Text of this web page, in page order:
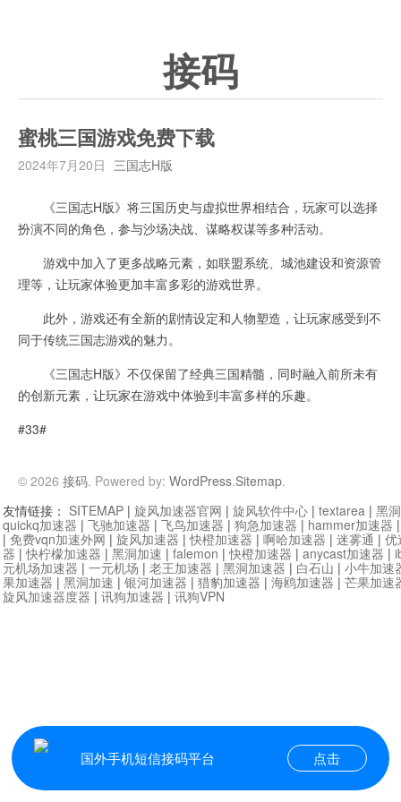
接码
蜜桃三国游戏免费下载
2024年7月20日 三国志H版
《三国志H版》将三国历史与虚拟世界相结合，玩家可以选择
扮演不同的角色，参与沙场决战、谋略权谋等多种活动。
游戏中加入了更多战略元素，如联盟系统、城池建设和资源管
理等，让玩家体验更加丰富多彩的游戏世界。
此外，游戏还有全新的剧情设定和人物塑造，让玩家感受到不
同于传统三国志游戏的魅力。
《三国志H版》不仅保留了经典三国精髓，同时融入前所未有
的创新元素，让玩家在游戏中体验到丰富多样的乐趣。
#33#
© 2026 接码. Powered by: WordPress.Sitemap.
国外手机短信接码平台 点击
友情链接： SITEMAP | 旋风加速器官网 | 旋风软件中心 | textarea | 黑
quickq加速器 | 飞驰加速器 | 飞鸟加速器 | 狗急加速器 | hammer加速器
| 免费vqn加速外网 | 旋风加速器 |快橙加速器 | 啊哈加速器 | 迷雾通 | 优
器 |快柠檬加速器 | 黑洞加速 | falemon |快橙加速器 | anycast加速器 |
元机场加速器 | 一元机场 | 老王加速器 | 黑洞加速器 | 白石山 | 小牛加速
果加速器 | 黑洞加速 | 银河加速器 | 猎豹加速器 | 海鸥加速器 | 芒果加速
旋风加速器度器 | 讯狗加速器 | 讯狗VPN